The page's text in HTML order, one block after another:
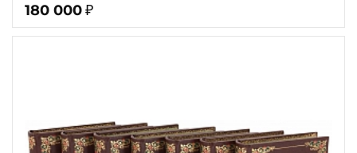
180 000 ₽